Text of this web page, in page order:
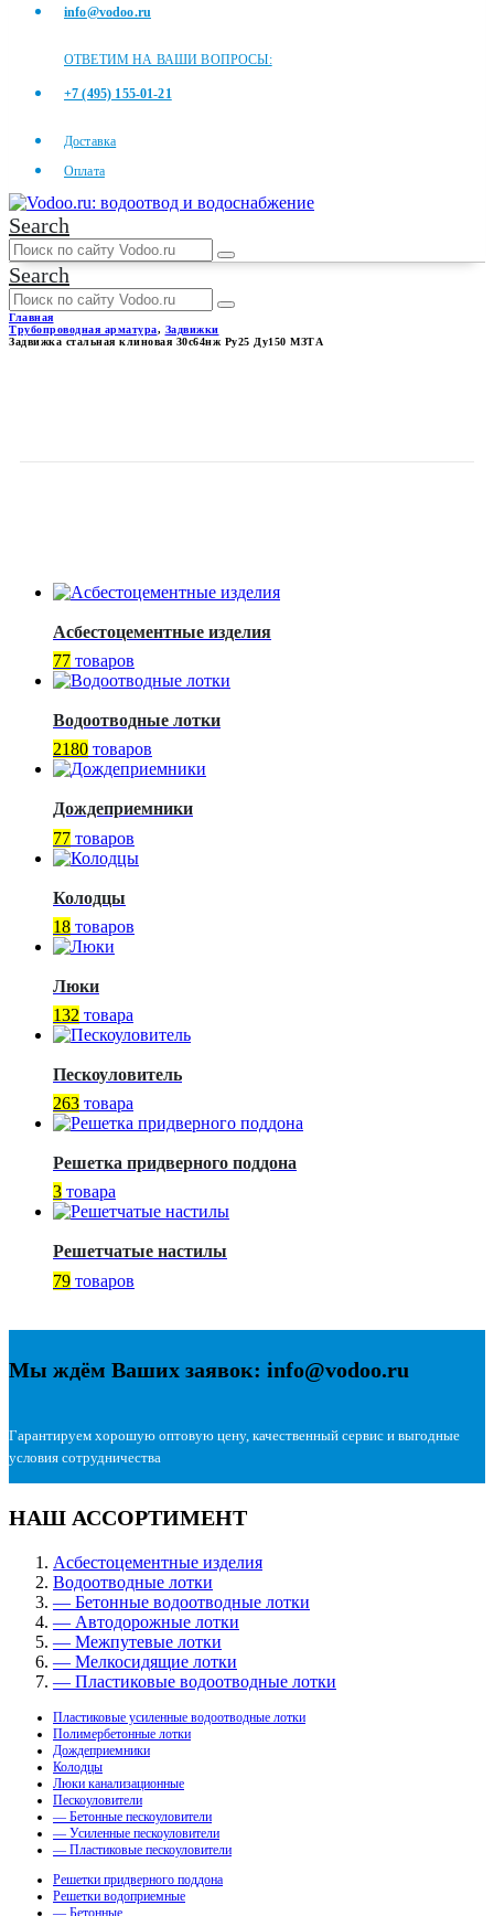
info@vodoo.ru
ОТВЕТИМ НА ВАШИ ВОПРОСЫ:
+7 (495) 155-01-21
Доставка
Оплата
Search
Search
Главная
Трубопроводная арматура, Задвижки
Задвижка стальная клиновая 30с64нж Ру25 Ду150 МЗТА
Асбестоцементные изделия
77 товаров
Водоотводные лотки
2180 товаров
Дождеприемники
77 товаров
Колодцы
18 товаров
Люки
132 товара
Пескоуловитель
263 товара
Решетка придверного поддона
3 товара
Решетчатые настилы
79 товаров
Мы ждём Ваших заявок: info@vodoo.ru
Гарантируем хорошую оптовую цену, качественный сервис и выгодные
условия сотрудничества
НАШ АССОРТИМЕНТ
Асбестоцементные изделия
Водоотводные лотки
— Бетонные водоотводные лотки
— Автодорожные лотки
— Межпутевые лотки
— Мелкосидящие лотки
— Пластиковые водоотводные лотки
Пластиковые усиленные водоотводные лотки
Полимербетонные лотки
Дождеприемники
Колодцы
Люки канализационные
Пескоуловители
— Бетонные пескоуловители
— Усиленные пескоуловители
— Пластиковые пескоуловители
Решетки придверного поддона
Решетки водоприемные